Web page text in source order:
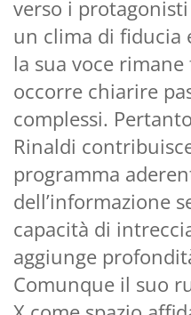
verso i
un clima di fiducia
la sua voce
occorre chiarire
complessi.
Rinaldi
programma
dell’informazione
capacità di
aggiunge
Comunque il suo